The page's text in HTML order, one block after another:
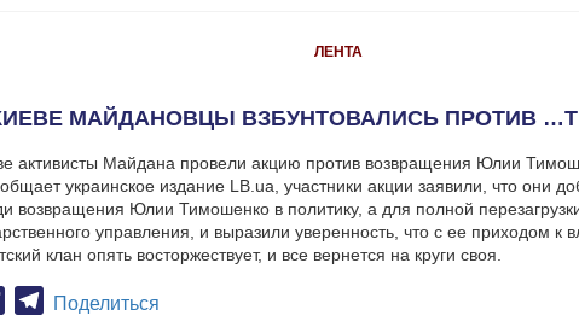
ЛЕНТА
МАЙДАНОВЦЫ ВЗБУНТОВАЛИСЬ ПРОТИВ
активисты Майдана провели акцию против возвращения Юлии
украинское издание LB.ua, участники акции заявили, что они
возвращения Юлии Тимошенко в политику, а для полной
управления, и выразили уверенность, что с ее приходом к
клан опять восторжествует, и все вернется на круги своя.
TwitterTelegram
Поделиться